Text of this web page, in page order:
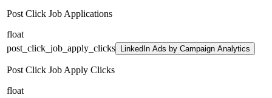
Post Click Job Applications
float
post_click_job_apply_clicks
LinkedIn Ads by Campaign Analytics
Post Click Job Apply Clicks
float